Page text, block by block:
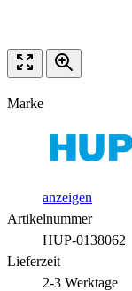
Marke
anzeigen
Artikelnummer
HUP-0138062
Lieferzeit
2-3 Werktage